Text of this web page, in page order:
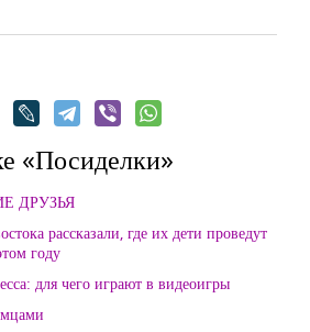
«Посиделки»
ДРУЗЬЯ
рассказали, где их дети проведут
году
для чего играют в видеоигры